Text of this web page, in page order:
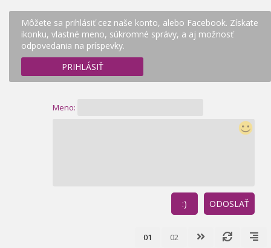
Môžete sa prihlásiť cez naše konto, alebo Facebook. Získate
ikonku, vlastné meno, súkromné správy, a aj možnosť
odpovedania na príspevky.
PRIHLÁSIŤ
Meno:
ODOSLAŤ
:)
01 02